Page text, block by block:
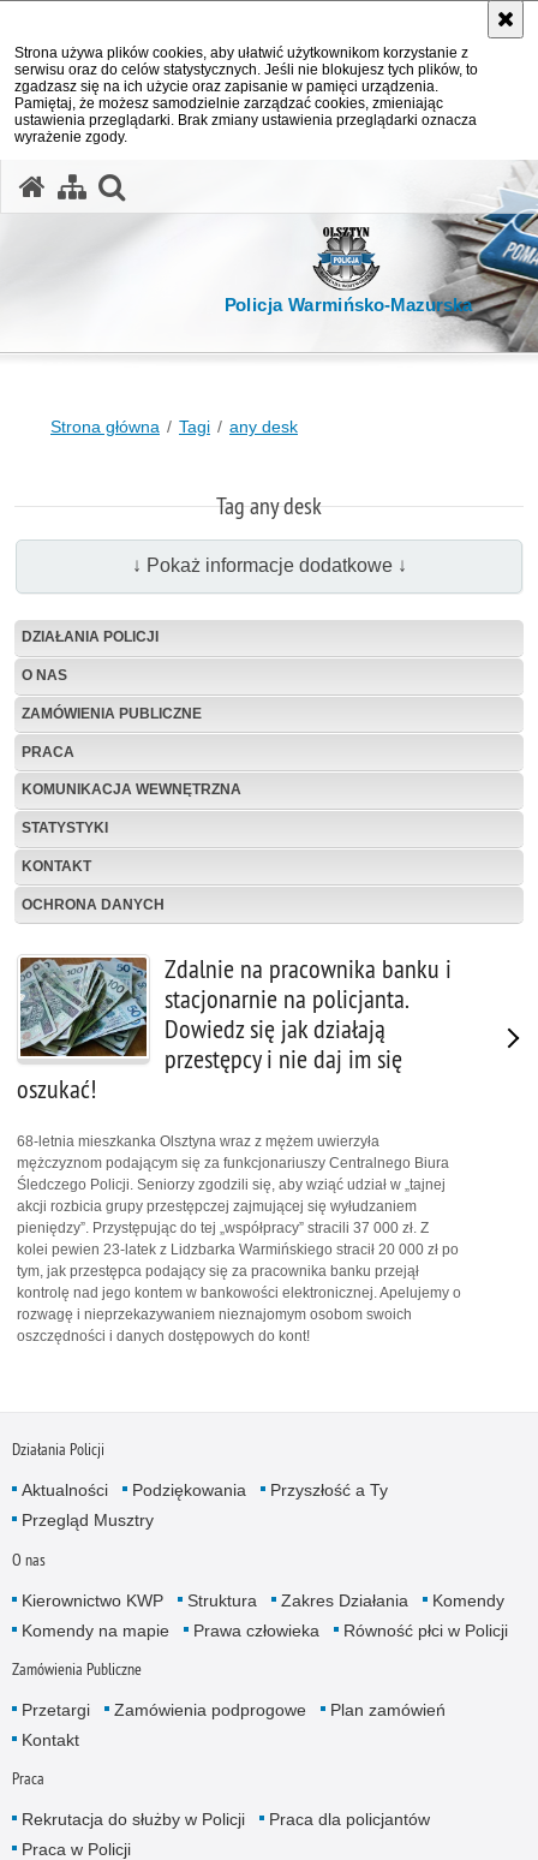
Strona używa plików cookies, aby ułatwić użytkownikom korzystanie z
serwisu oraz do celów statystycznych. Jeśli nie blokujesz tych plików, to
zgadzasz się na ich użycie oraz zapisanie w pamięci urządzenia.
Pamiętaj, że możesz samodzielnie zarządzać cookies, zmieniając
ustawienia przeglądarki. Brak zmiany ustawienia przeglądarki oznacza
wyrażenie zgody.
Policja Warmińsko-Mazurska
Strona główna Tagi any desk
Tag any desk
↓ Pokaż informacje dodatkowe ↓
DZIAŁANIA POLICJI
O NAS
ZAMÓWIENIA PUBLICZNE
PRACA
KOMUNIKACJA WEWNĘTRZNA
STATYSTYKI
KONTAKT
OCHRONA DANYCH
Zdalnie na pracownika banku i
stacjonarnie na policjanta.
Dowiedz się jak działają
przestępcy i nie daj im się
oszukać!
68-letnia mieszkanka Olsztyna wraz z mężem uwierzyła
mężczyznom podającym się za funkcjonariuszy Centralnego Biura
Śledczego Policji. Seniorzy zgodzili się, aby wziąć udział w „tajnej
akcji rozbicia grupy przestępczej zajmującej się wyłudzaniem
pieniędzy”. Przystępując do tej „współpracy” stracili 37 000 zł. Z
kolei pewien 23-latek z Lidzbarka Warmińskiego stracił 20 000 zł po
tym, jak przestępca podający się za pracownika banku przejął
kontrolę nad jego kontem w bankowości elektronicznej. Apelujemy o
rozwagę i nieprzekazywaniem nieznajomym osobom swoich
oszczędności i danych dostępowych do kont!
Działania Policji
Aktualności Podziękowania
Przyszłość a Ty
Przegląd Musztry
O nas
Kierownictwo KWP Struktura Zakres Działania
Komendy
Komendy na mapie
Prawa człowieka Równość płci w Policji
Zamówienia Publiczne
Przetargi Zamówienia podprogowe
Plan zamówień
Kontakt
Praca
Rekrutacja do służby w Policji
Praca dla policjantów
Praca w Policji